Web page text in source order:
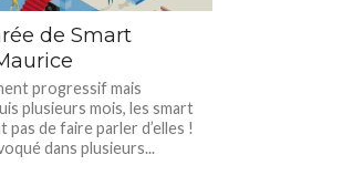
de Smart
progressif mais
plusieurs mois, les smart
pas de faire parler d’elles !
dans plusieurs...